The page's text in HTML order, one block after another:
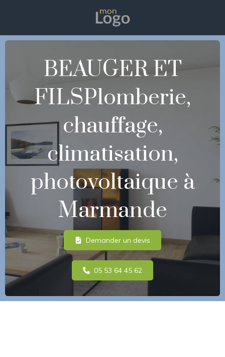
BEAUGER ET
FILSPlomberie,
chauffage,
climatisation,
photovoltaique à
Marmande
Demander un devis
05 53 64 45 62